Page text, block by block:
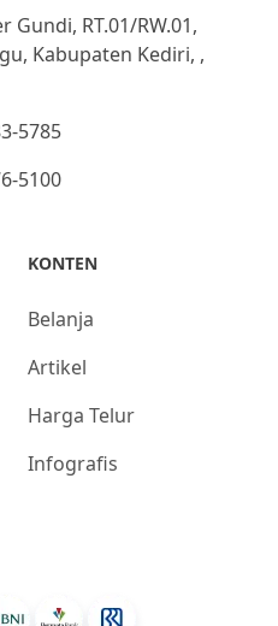
Gundi, RT.01/RW.01,
Kabupaten Kediri, ,
5785
5100
KONTEN
Belanja
Artikel
Harga Telur
Infografis